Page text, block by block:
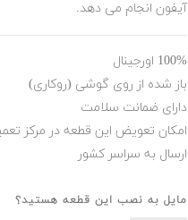
آیفون انجام می دهد.
100% اورجینال
باز شده از روی گوشی (روکاری)
دارای ضمانت سلامت
امکان تعویض این قطعه در مرکز
ارسال به سراسر کشور
مایل به نصب این قطعه هستید؟